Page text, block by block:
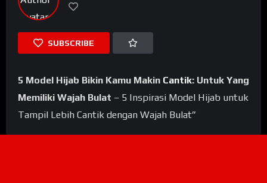
SUBSCRIBE
5 Model Hijab Bikin Kamu Makin Cantik: Untuk Yang
Memiliki Wajah Bulat – 5 Inspirasi Model Hijab untuk
Tampil Lebih Cantik dengan Wajah Bulat”